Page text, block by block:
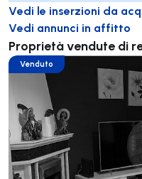
Vedi le inserzioni da
Vedi annunci in affitto
Proprietà vendute di
Venduto